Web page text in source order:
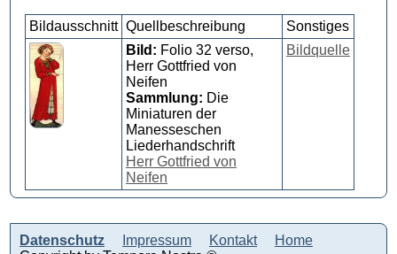
Bildausschnitt Quellbeschreibung
Sonstiges
Bild: Folio 32 verso,
Herr Gottfried von
Neifen
Sammlung: Die
Miniaturen der
Manesseschen
Liederhandschrift
Herr Gottfried von
Neifen
Bildquelle
Datenschutz Impressum Kontakt
Home